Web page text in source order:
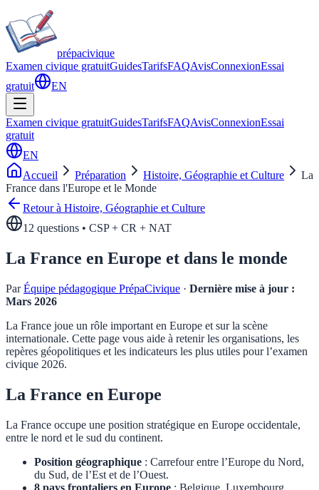
prépacivique
Examen civique gratuitGuidesTarifsFAQAvisConnexionEssai
gratuit
EN
Examen civique gratuitGuidesTarifsFAQAvisConnexionEssai
gratuit
EN
Accueil
Préparation Histoire, Géographie et Culture
La
France dans l'Europe et le Monde
Retour à Histoire, Géographie et Culture
12 questions • CSP + CR + NAT
La France en Europe et dans le monde
ParÉquipe pédagogique PrépaCivique · Dernière mise à jour :
Mars 2026
La France joue un rôle important en Europe et sur la scène
internationale. Cette page vous aide à retenir les organisations, les
repères géopolitiques et les indicateurs les plus utiles pour l’examen
civique 2026.
La France en Europe
La France occupe une position stratégique en Europe occidentale,
entre le nord et le sud du continent.
Position géographique : Carrefour entre l’Europe du Nord,
du Sud, de l’Est et de l’Ouest.
8 pays frontaliers en Europe : Belgique, Luxembourg,